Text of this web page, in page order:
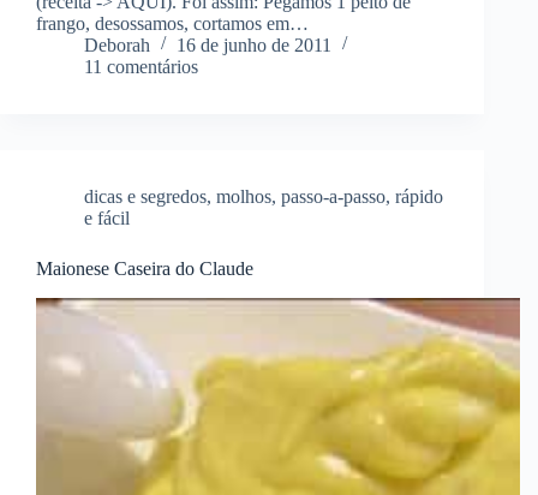
frango, desossamos, cortamos em…
Deborah
16 de junho de 2011
11 comentários
dicas e segredos, molhos, passo-a-passo, rápido
e fácil
Maionese Caseira do Claude